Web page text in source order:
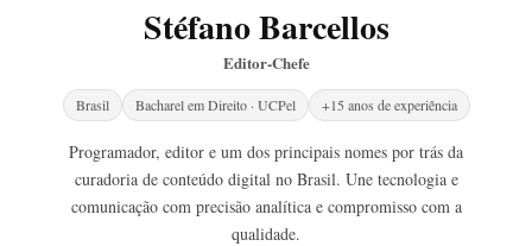
Stéfano Barcellos
Editor-Chefe
Brasil Bacharel em Direito · UCPel +15 anos de experiência
Programador, editor e um dos principais nomes por trás da
curadoria de conteúdo digital no Brasil. Une tecnologia e
comunicação com precisão analítica e compromisso com a
qualidade.